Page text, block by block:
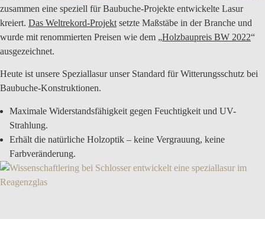
zusammen eine speziell für Baubuche-Projekte entwickelte Lasur
kreiert. Das Weltrekord-Projekt setzte Maßstäbe in der Branche und
wurde mit renommierten Preisen wie dem „Holzbaupreis BW 2022“
ausgezeichnet.
Heute ist unsere Speziallasur unser Standard für Witterungsschutz bei
Baubuche-Konstruktionen.
Maximale Widerstandsfähigkeit gegen Feuchtigkeit und UV-
Strahlung.
Erhält die natürliche Holzoptik – keine Vergrauung, keine
Farbveränderung.